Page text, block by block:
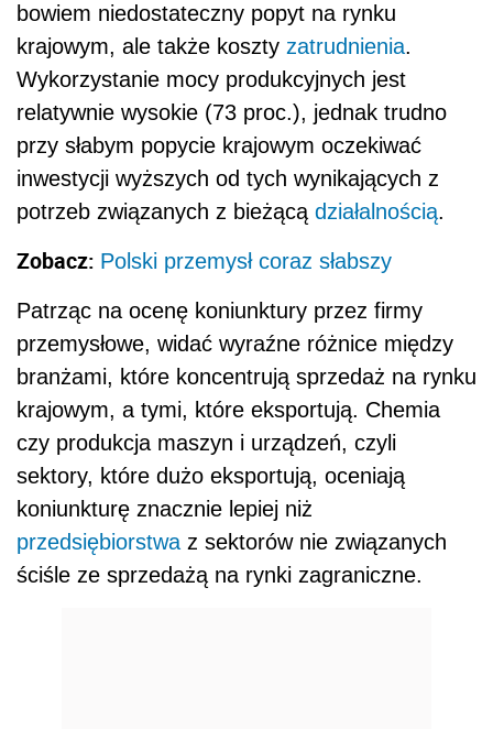
bowiem niedostateczny popyt na rynku
krajowym, ale także koszty zatrudnienia.
Wykorzystanie mocy produkcyjnych jest
relatywnie wysokie (73 proc.), jednak trudno
przy słabym popycie krajowym oczekiwać
inwestycji wyższych od tych wynikających z
potrzeb związanych z bieżącą działalnością.
Zobacz: Polski przemysł coraz słabszy
Patrząc na ocenę koniunktury przez firmy
przemysłowe, widać wyraźne różnice między
branżami, które koncentrują sprzedaż na rynku
krajowym, a tymi, które eksportują. Chemia
czy produkcja maszyn i urządzeń, czyli
sektory, które dużo eksportują, oceniają
koniunkturę znacznie lepiej niż
przedsiębiorstwa z sektorów nie związanych
ściśle ze sprzedażą na rynki zagraniczne.